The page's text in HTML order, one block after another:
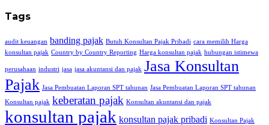
Tags
audit keuangan banding pajak Butuh Konsultan Pajak Pribadi cara memilih Harga
konsultan pajak Country by Country Reporting Harga konsultan pajak hubungan istimewa
perusahaan industri jasa jasa akuntansi dan pajak Jasa Konsultan
Pajak Jasa Pembuatan Laporan SPT tahunan Jasa Pembuatan Laporan SPT tahunan
Konsultan pajak keberatan pajak Konsultan akuntansi dan pajak
konsultan pajak konsultan pajak pribadi Konsultan Pajak